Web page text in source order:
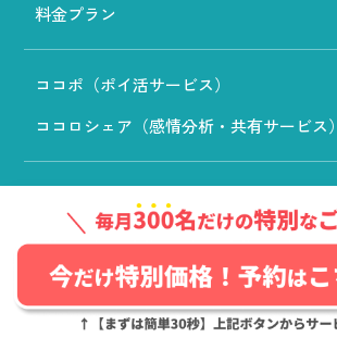
料金プラン
ココポ（ポイ活サービス）
ココロシェア（感情分析・共有サービス）
記事カテゴリー
こころ・性格
友人・知人